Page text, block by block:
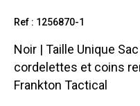
Ref : 1256870-1
Noir | Taille Unique
cordelettes et coins
Frankton Tactical